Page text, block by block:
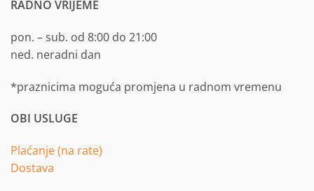
RADNO VRIJEME
pon. – sub. od 8:00 do 21:00
ned. neradni dan
*praznicima moguća promjena u radnom vremenu
OBI USLUGE
Plaćanje (na rate)
Dostava